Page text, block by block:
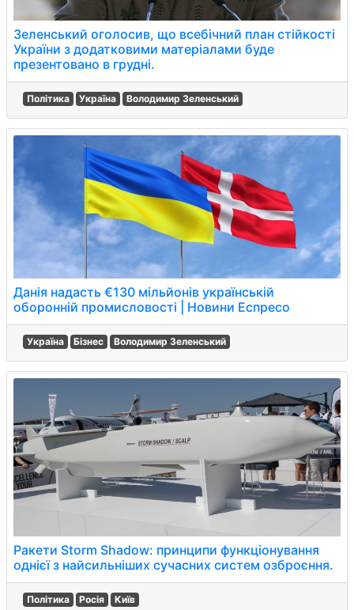
Зеленський оголосив, що всебічний план стійкості
України з додатковими матеріалами буде
презентовано в грудні.
Політика Україна Володимир Зеленський
Данія надасть €130 мільйонів українській
оборонній промисловості | Новини Еспресо
Україна Бізнес Володимир Зеленський
Ракети Storm Shadow: принципи функціонування
однієї з найсильніших сучасних систем озброєння.
Політика Росія Київ